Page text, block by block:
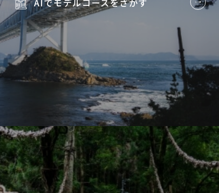
AIでモデルコースをさがす